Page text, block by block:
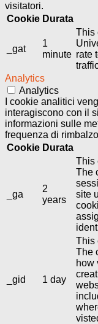
visitatori.
Cookie Durata
_gat
1
minute
This
rate
Analytics
Analytics
I cookie analitici
interagiscono con il
informazioni sulle
frequenza di
Cookie Durata
_ga
2
years
This
The
site
_gid 1 day
This
The
how